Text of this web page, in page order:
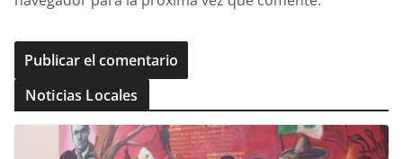
Noticias Locales